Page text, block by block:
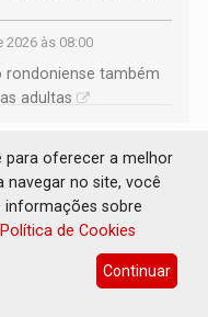
às 08:00
também
adultas
para oferecer a melhor
navegar no site, você
informações sobre
Política de Cookies
Continuar